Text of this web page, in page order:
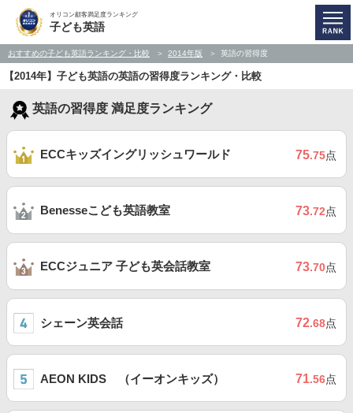
オリコン顧客満足度ランキング
子ども英語
おすすめの子ども英語ランキング・比較 2014年版 英語の習得度
【2014年】子ども英語の英語の習得度ランキング・比較
英語の習得度 満足度ランキング
ECCキッズイングリッシュワールド 75.75点
Benesseこども英語教室 73.72点
ECCジュニア 子ども英会話教室 73.70点
シェーン英会話 72.68点
AEON KIDS （イーオンキッズ） 71.56点